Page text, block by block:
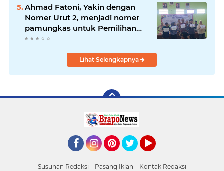
Ahmad Fatoni, Yakin dengan
Nomer Urut 2, menjadi nomer
pamungkas untuk Pemilihan
Anggota BPD Desa Muktiwari
Lihat Selengkapnya
Susunan Redaksi Pasang Iklan Kontak Redaksi